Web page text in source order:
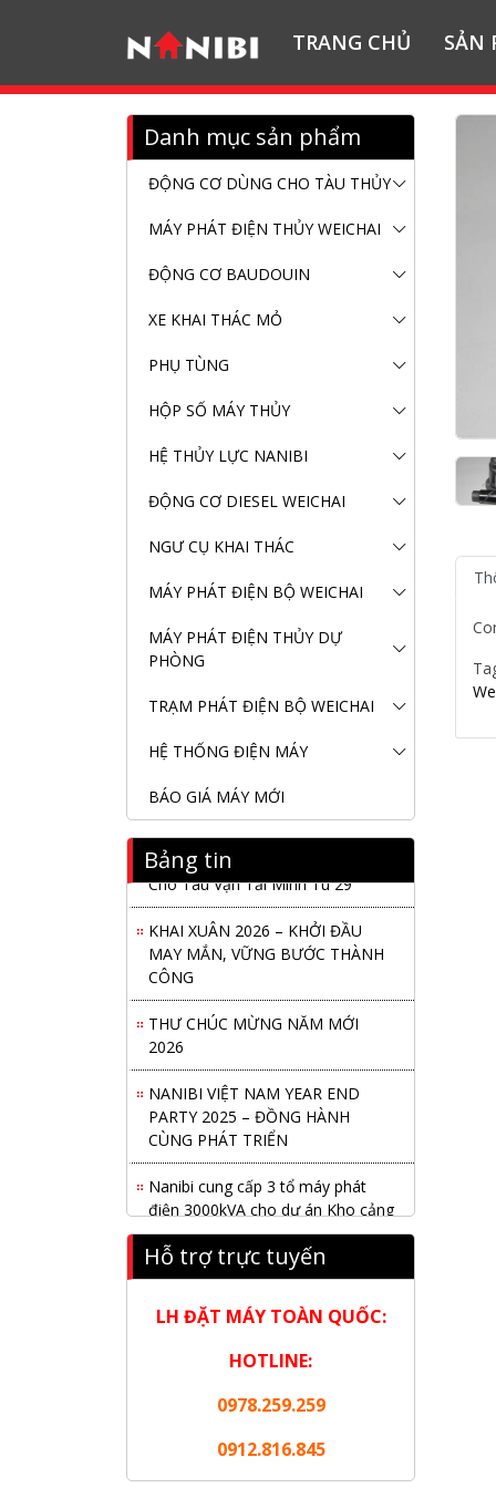
TRANG CHỦ SẢN
Danh mục sản phẩm
ĐỘNG CƠ DÙNG CHO TÀU THỦY
MÁY PHÁT ĐIỆN THỦY WEICHAI
ĐỘNG CƠ BAUDOUIN
XE KHAI THÁC MỎ
PHỤ TÙNG
HỘP SỐ MÁY THỦY
HỆ THỦY LỰC NANIBI
ĐỘNG CƠ DIESEL WEICHAI
NGƯ CỤ KHAI THÁC
MÁY PHÁT ĐIỆN BỘ WEICHAI
MÁY PHÁT ĐIỆN THỦY DỰ
PHÒNG
TRẠM PHÁT ĐIỆN BỘ WEICHAI
HỆ THỐNG ĐIỆN MÁY
BÁO GIÁ MÁY MỚI
Bảng tin
Nanibi Cung Cấp Động Cơ Weichai
Cho Tàu Vận Tải Minh Tú 29
KHAI XUÂN 2026 – KHỞI ĐẦU
MAY MẮN, VỮNG BƯỚC THÀNH
CÔNG
THƯ CHÚC MỪNG NĂM MỚI
2026
NANIBI VIỆT NAM YEAR END
PARTY 2025 – ĐỒNG HÀNH
CÙNG PHÁT TRIỂN
Nanibi cung cấp 3 tổ máy phát
điện 3000kVA cho dự án Kho cảng
Hội nghị tổng kết công tác năm
2026 do chi hội tàu du lịch Hạ
Ninh Bình & kỷ niệm 15 năm phát
Tập đoàn Công nghiệp nặng Sơn
Hỗ trợ trực tuyến
LH ĐẶT MÁY TOÀN QUỐC:
HOTLINE:
0978.259.259
0912.816.845